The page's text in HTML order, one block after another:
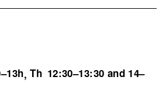
,Th 12:30–13:30 and 14–